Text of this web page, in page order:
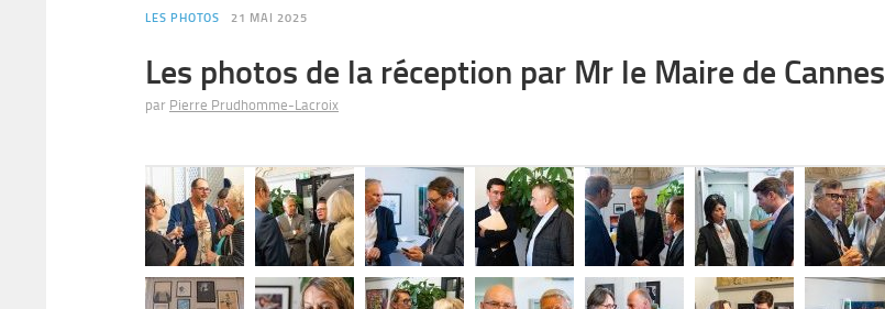
LES PHOTOS 21 MAI 2025
Les photos de la réception par Mr le Maire de Cannes
par Pierre Prudhomme-Lacroix